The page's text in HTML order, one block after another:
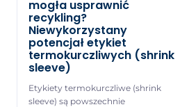
mogła usprawnić
recykling?
Niewykorzystany
potencjał etykiet
termokurczliwych (shrink
sleeve)
Etykiety termokurczliwe (shrink
sleeve) są powszechnie